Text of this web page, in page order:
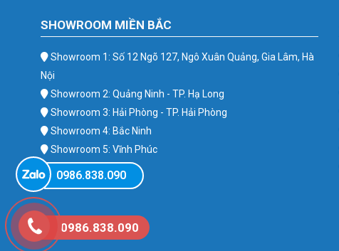
SHOWROOM MIỀN BẮC
Showroom 1: Số 12 Ngõ 127, Ngô Xuân Quảng, Gia Lâm, Hà
Nội
Showroom 2: Quảng Ninh - TP. Hạ Long
Showroom 3: Hải Phòng - TP. Hải Phòng
Showroom 4: Bắc Ninh
Showroom 5: Vĩnh Phúc
Showroom 6: Ba Vì
0986.838.090
0986.838.090